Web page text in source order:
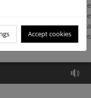
de hormigas que
las larvas xilófagas que
potente pico. Completa
piñas y con los cinípidos
Accept cookies